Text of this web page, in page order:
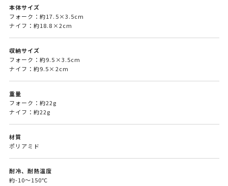
本体サイズ
フォーク：約17.5×3.5cm
ナイフ：約18.8×2cm
収納サイズ
フォーク：約9.5×3.5cm
ナイフ：約9.5×2cm
重量
フォーク：約22g
ナイフ：約22g
材質
ポリアミド
耐冷、耐熱温度
約-10～150℃